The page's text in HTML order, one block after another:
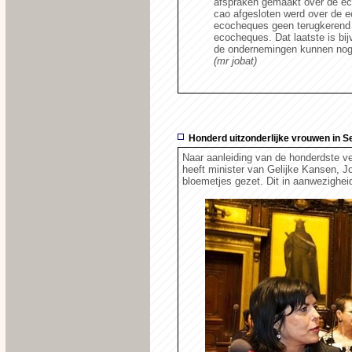
cao afgesloten werd over de
ecocheques geen
ecocheques. Dat laatste is
de ondernemingen kunnen
(mr jobat)
Honderd uitzonderlijke vrouwen in
Naar aanleiding van de honderdste
heeft minister van Gelijke Kansen,
bloemetjes gezet. Dit in